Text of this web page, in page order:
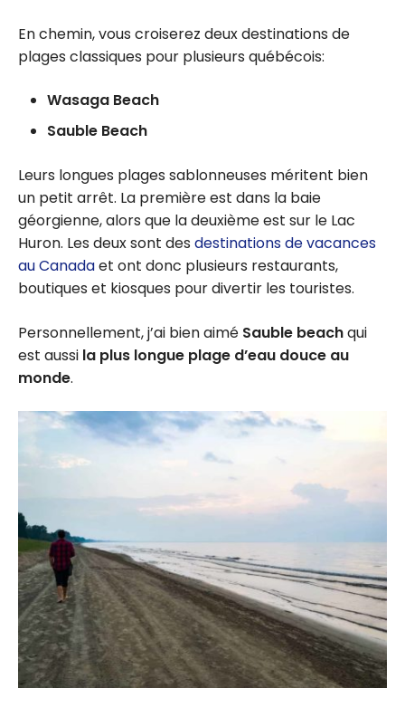
En chemin, vous croiserez deux destinations de
plages classiques pour plusieurs québécois:
Wasaga Beach
Sauble Beach
Leurs longues plages sablonneuses méritent bien
un petit arrêt. La première est dans la baie
géorgienne, alors que la deuxième est sur le Lac
Huron. Les deux sont des destinations de vacances
au Canadaet ont donc plusieurs restaurants,
boutiques et kiosques pour divertir les touristes.
Personnellement, j’ai bien aimé Sauble beachqui
est aussi la plus longue plage d’eau douce au
monde.